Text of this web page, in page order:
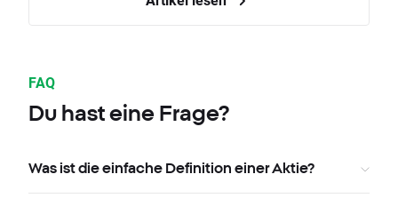
FAQ
Du hast eine Frage?
Was ist die einfache Definition einer Aktie?